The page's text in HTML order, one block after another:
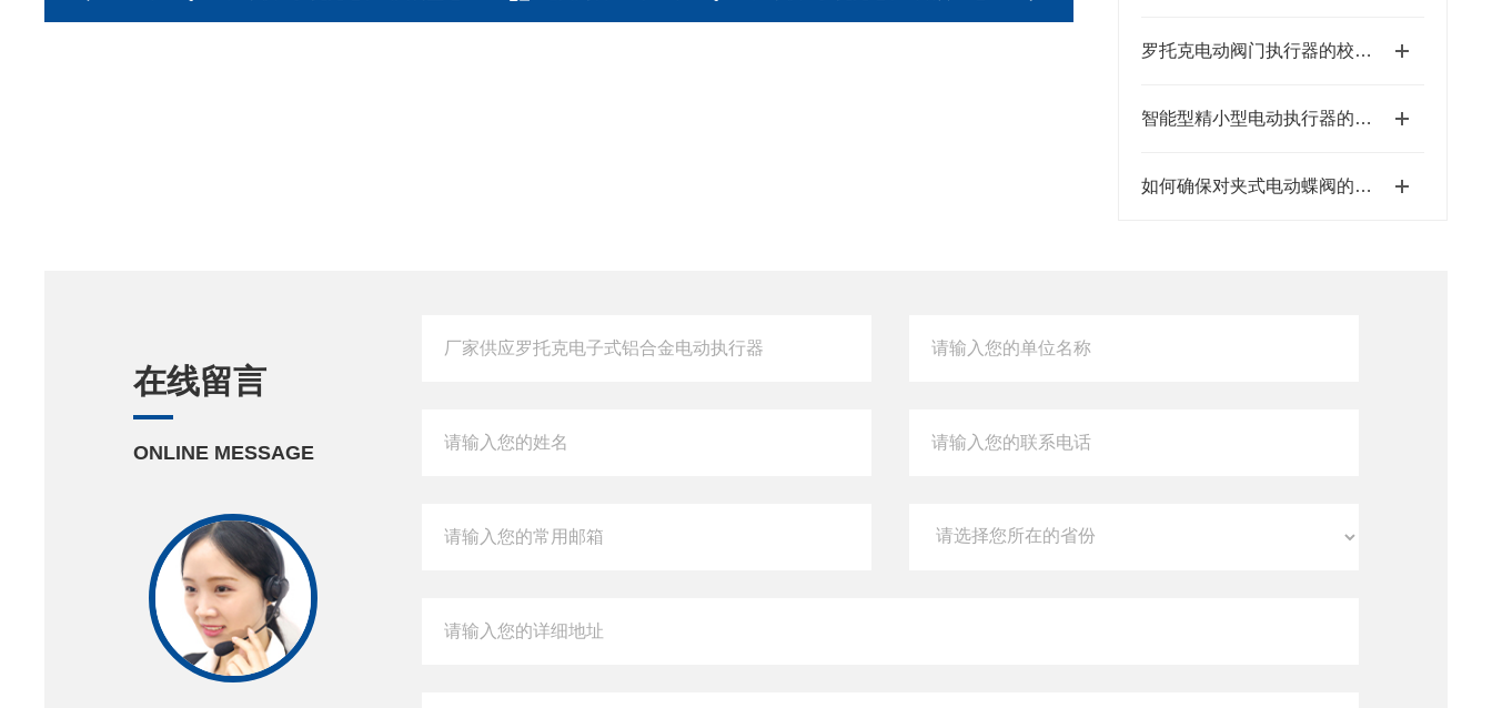
罗托克电动阀门执行器的校准有哪些步骤
智能型精小型电动执行器的特点
如何确保对夹式电动蝶阀的正常运行和延长使用寿命
在线留言
ONLINE MESSAGE